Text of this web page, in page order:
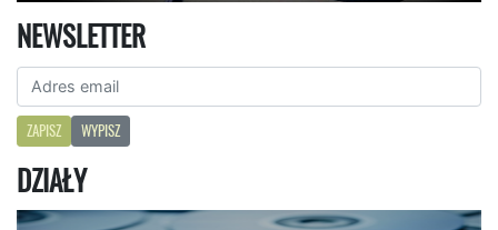
NEWSLETTER
ZAPISZ WYPISZ
DZIAŁY